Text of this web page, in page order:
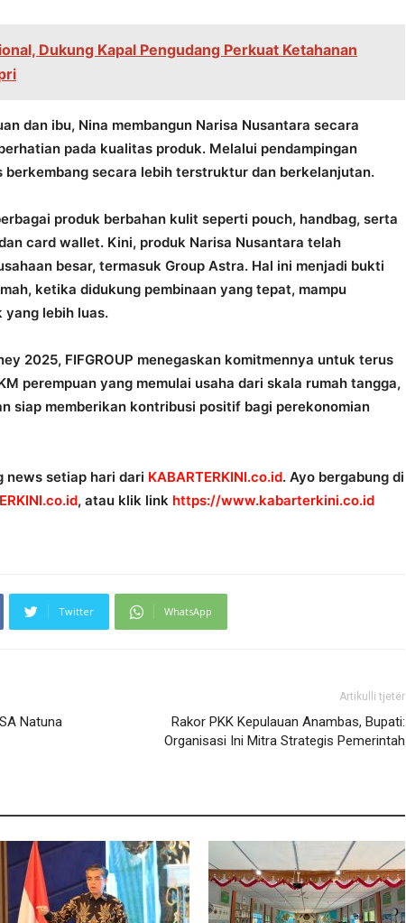
Dukung Kapal Pengudang Perkuat Ketahanan
dan ibu, Nina membangun Narisa Nusantara secara
pada kualitas produk. Melalui pendampingan
berkembang secara lebih terstruktur dan berkelanjutan.
produk berbahan kulit seperti pouch, handbag, serta
card wallet. Kini, produk Narisa Nusantara telah
besar, termasuk Group Astra. Hal ini menjadi bukti
ketika didukung pembinaan yang tepat, mampu
yang lebih luas.
2025, FIFGROUP menegaskan komitmennya untuk terus
perempuan yang memulai usaha dari skala rumah tangga,
siap memberikan kontribusi positif bagi perekonomian
news setiap hari dari KABARTERKINI.co.id. Ayo bergabung di
, atau klik link https://www.kabarterkini.co.id
Twitter WhatsApp
Natuna
Artikulli tjetër
Rakor PKK Kepulauan Anambas, Bupati:
Organisasi Ini Mitra Strategis Pemerintah